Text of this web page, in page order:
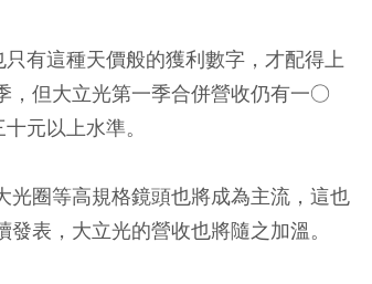
有這種天價般的獲利數字，才配得上
，但大立光第一季合併營收仍有一○
元以上水準。
光圈等高規格鏡頭也將成為主流，這也
表，大立光的營收也將隨之加溫。